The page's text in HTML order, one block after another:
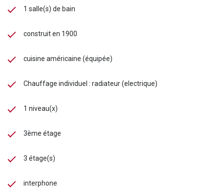
1 salle(s) de bain
construit en 1900
cuisine américaine (équipée)
Chauffage individuel : radiateur (electrique)
1 niveau(x)
3ème étage
3 étage(s)
interphone